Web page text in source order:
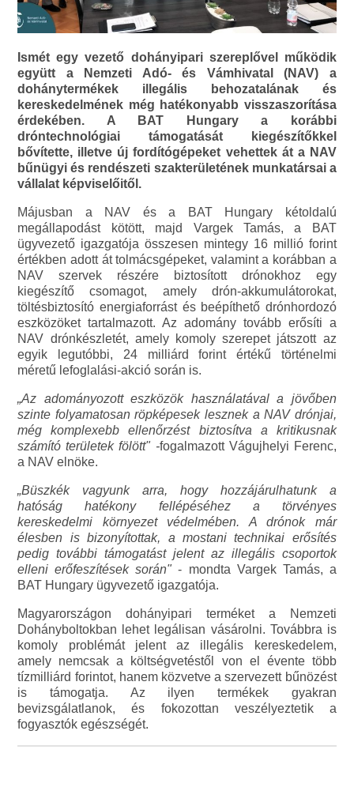
Ismét egy vezető dohányipari szereplővel működik
együtt a Nemzeti Adó- és Vámhivatal (NAV) a
dohánytermékek illegális behozatalának és
kereskedelmének még hatékonyabb visszaszorítása
érdekében. A BAT Hungary a korábbi
dróntechnológiai támogatását kiegészítőkkel
bővítette, illetve új fordítógépeket vehettek át a NAV
bűnügyi és rendészeti szakterületének munkatársai a
vállalat képviselőitől.
Májusban a NAV és a BAT Hungary kétoldalú
megállapodást kötött, majd Vargek Tamás, a BAT
ügyvezető igazgatója összesen mintegy 16 millió forint
értékben adott át tolmácsgépeket, valamint a korábban a
NAV szervek részére biztosított drónokhoz egy
kiegészítő csomagot, amely drón-akkumulátorokat,
töltésbiztosító energiaforrást és beépíthető drónhordozó
eszközöket tartalmazott. Az adomány tovább erősíti a
NAV drónkészletét, amely komoly szerepet játszott az
egyik legutóbbi, 24 milliárd forint értékű történelmi
méretű lefoglalási-akció során is.
„Az adományozott eszközök használatával a jövőben
szinte folyamatosan röpképesek lesznek a NAV drónjai,
még komplexebb ellenőrzést biztosítva a kritikusnak
számító területek fölött" -fogalmazott Vágujhelyi Ferenc,
a NAV elnöke.
„Büszkék vagyunk arra, hogy hozzájárulhatunk a
hatóság hatékony fellépéséhez a törvényes
kereskedelmi környezet védelmében. A drónok már
élesben is bizonyítottak, a mostani technikai erősítés
pedig további támogatást jelent az illegális csoportok
elleni erőfeszítések során"- mondta Vargek Tamás, a
BAT Hungary ügyvezető igazgatója.
Magyarországon dohányipari terméket a Nemzeti
Dohányboltokban lehet legálisan vásárolni. Továbbra is
komoly problémát jelent az illegális kereskedelem,
amely nemcsak a költségvetéstől von el évente több
tízmilliárd forintot, hanem közvetve a szervezett bűnözést
is támogatja. Az ilyen termékek gyakran
bevizsgálatlanok, és fokozottan veszélyeztetik a
fogyasztók egészségét.